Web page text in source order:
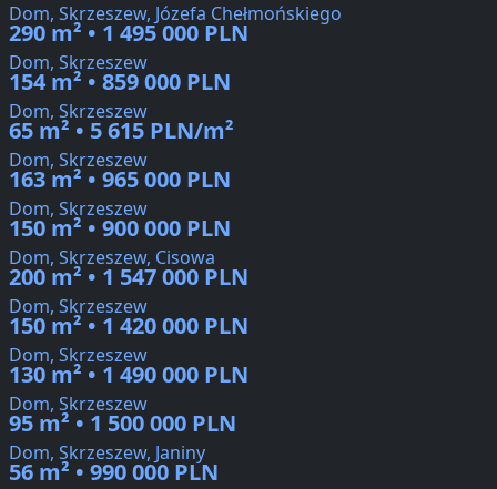
Dom, Skrzeszew, Józefa Chełmońskiego
290 m² • 1 495 000 PLN
Dom, Skrzeszew
154 m² • 859 000 PLN
Dom, Skrzeszew
65 m² • 5 615 PLN/m²
Dom, Skrzeszew
163 m² • 965 000 PLN
Dom, Skrzeszew
150 m² • 900 000 PLN
Dom, Skrzeszew, Cisowa
200 m² • 1 547 000 PLN
Dom, Skrzeszew
150 m² • 1 420 000 PLN
Dom, Skrzeszew
130 m² • 1 490 000 PLN
Dom, Skrzeszew
95 m² • 1 500 000 PLN
Dom, Skrzeszew, Janiny
56 m² • 990 000 PLN